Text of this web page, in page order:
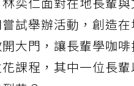
奕仁面對在地長輩
試舉辦活動，創造
大門，讓長輩學咖
課程，其中一位長